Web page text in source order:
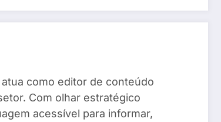
como editor de conteúdo
Com olhar estratégico
acessível para informar,